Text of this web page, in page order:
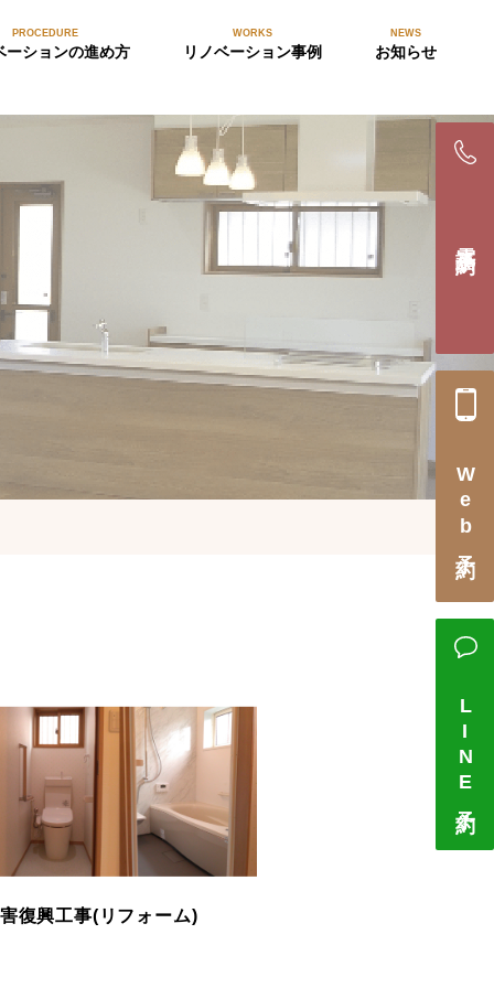
PROCEDURE
ーションの進め方
WORKS
リノベーション事例
NEWS
お知らせ
Web予約
LINE予約
復興工事(リフォーム)